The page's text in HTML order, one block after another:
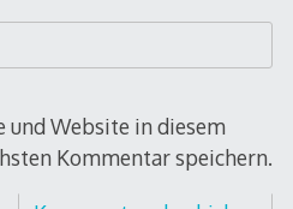
und Website in diesem
Kommentar speichern.